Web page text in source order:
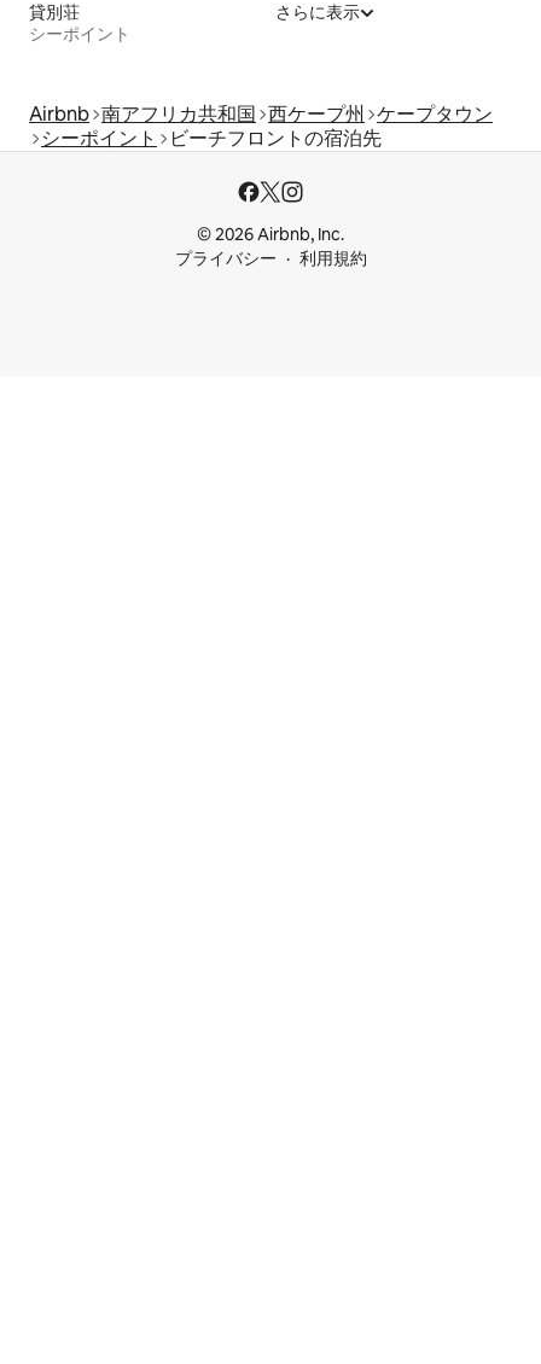
貸別荘
シーポイント
さらに表示
Airbnb 南アフリカ共和国 西ケープ州
ケープタウン
シーポイント
ビーチフロントの宿泊先
© 2026 Airbnb, Inc.
プライバシー
利用規約